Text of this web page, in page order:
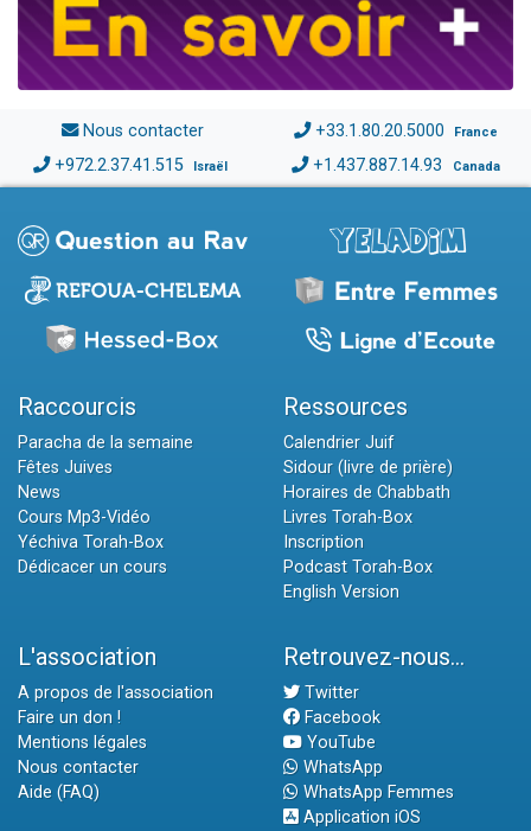
Nous contacter +33.1.80.20.5000 France
+972.2.37.41.515 Israël +1.437.887.14.93 Canada
Raccourcis
Paracha de la semaine
Fêtes Juives
News
Cours Mp3-Vidéo
Yéchiva Torah-Box
Dédicacer un cours
Ressources
Calendrier Juif
Sidour (livre de prière)
Horaires de Chabbath
Livres Torah-Box
Inscription
Podcast Torah-Box
English Version
L'association
A propos de l'association
Faire un don !
Mentions légales
Nous contacter
Aide (FAQ)
Retrouvez-nous...
Twitter
Facebook
YouTube
WhatsApp
WhatsApp Femmes
Application iOS